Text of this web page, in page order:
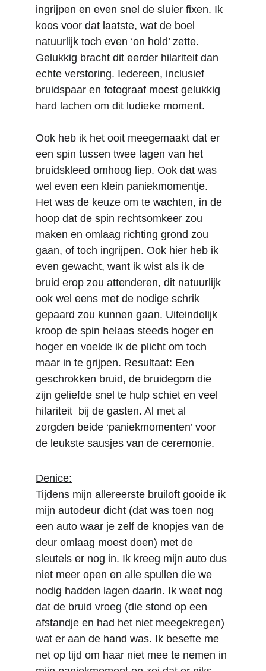
ingrijpen en even snel de sluier fixen. Ik
koos voor dat laatste, wat de boel
natuurlijk toch even ‘on hold’ zette.
Gelukkig bracht dit eerder hilariteit dan
echte verstoring. Iedereen, inclusief
bruidspaar en fotograaf moest gelukkig
hard lachen om dit ludieke moment.
Ook heb ik het ooit meegemaakt dat er
een spin tussen twee lagen van het
bruidskleed omhoog liep. Ook dat was
wel even een klein paniekmomentje.
Het was de keuze om te wachten, in de
hoop dat de spin rechtsomkeer zou
maken en omlaag richting grond zou
gaan, of toch ingrijpen. Ook hier heb ik
even gewacht, want ik wist als ik de
bruid erop zou attenderen, dit natuurlijk
ook wel eens met de nodige schrik
gepaard zou kunnen gaan. Uiteindelijk
kroop de spin helaas steeds hoger en
hoger en voelde ik de plicht om toch
maar in te grijpen. Resultaat: Een
geschrokken bruid, de bruidegom die
zijn geliefde snel te hulp schiet en veel
hilariteit  bij de gasten. Al met al
zorgden beide ‘paniekmomenten’ voor
de leukste sausjes van de ceremonie.
Denice:
Tijdens mijn allereerste bruiloft gooide ik
mijn autodeur dicht (dat was toen nog
een auto waar je zelf de knopjes van de
deur omlaag moest doen) met de
sleutels er nog in. Ik kreeg mijn auto dus
niet meer open en alle spullen die we
nodig hadden lagen daarin. Ik weet nog
dat de bruid vroeg (die stond op een
afstandje en had het niet meegekregen)
wat er aan de hand was. Ik besefte me
net op tijd om haar niet mee te nemen in